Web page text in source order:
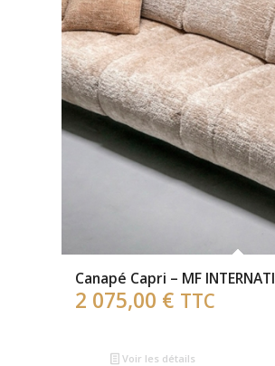
Canapé Capri – MF
2 075,00 € TTC
Voir les détails